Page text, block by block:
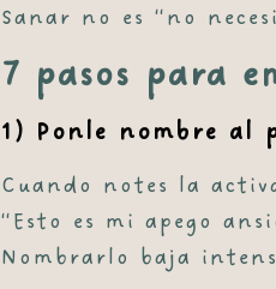
Sanar no es “no
7 pasos para
1) Ponle nombre
Cuando notes la
“Esto es mi apego
Nombrarlo baja